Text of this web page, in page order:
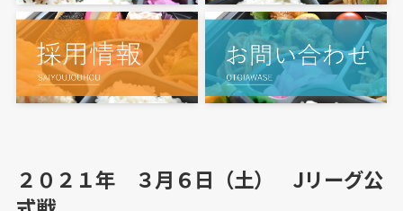
２０２１年 ３月６日（土） Jリーグ公